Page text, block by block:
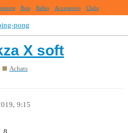
Bois Balles Accessoires Clubs
pong
X soft
Achats
9:15